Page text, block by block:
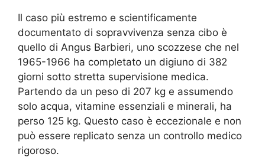
Il caso più estremo e scientificamente
documentato di sopravvivenza senza cibo è
quello di Angus Barbieri, uno scozzese che nel
1965-1966 ha completato un digiuno di 382
giorni sotto stretta supervisione medica.
Partendo da un peso di 207 kg e assumendo
solo acqua, vitamine essenziali e minerali, ha
perso 125 kg. Questo caso è eccezionale e non
può essere replicato senza un controllo medico
rigoroso.